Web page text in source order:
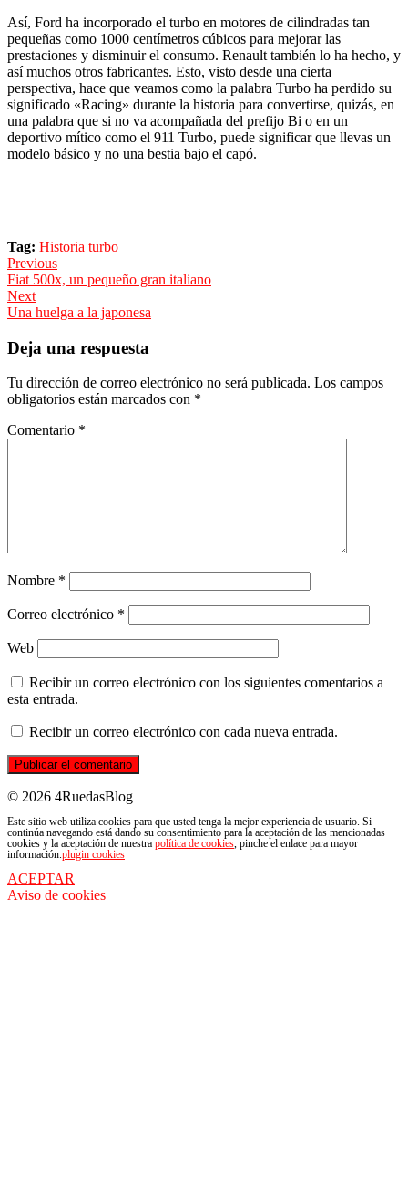
Así, Ford ha incorporado el turbo en motores de cilindradas tan
pequeñas como 1000 centímetros cúbicos para mejorar las
prestaciones y disminuir el consumo. Renault también lo ha hecho, y
así muchos otros fabricantes. Esto, visto desde una cierta
perspectiva, hace que veamos como la palabra Turbo ha perdido su
significado «Racing» durante la historia para convertirse, quizás, en
una palabra que si no va acompañada del prefijo Bi o en un
deportivo mítico como el 911 Turbo, puede significar que llevas un
modelo básico y no una bestia bajo el capó.
Tag: Historia turbo
Navegación
de
entradas
Previous
Previous
post:
Fiat 500x, un pequeño gran italiano
Next
Next
Una huelga a la japonesa
Deja una respuesta
Tu dirección de correo electrónico no será publicada. Los campos
obligatorios están marcados con *
Comentario *
Nombre *
Correo electrónico *
Web
Recibir un correo electrónico con los siguientes comentarios a
esta entrada.
Recibir un correo electrónico con cada nueva entrada.
© 2026 4RuedasBlog
Este sitio web utiliza cookies para que usted tenga la mejor experiencia de usuario. Si
continúa navegando está dando su consentimiento para la aceptación de las mencionadas
cookies y la aceptación de nuestra política de cookies, pinche el enlace para mayor
información.plugin cookies
ACEPTAR
Aviso de cookies